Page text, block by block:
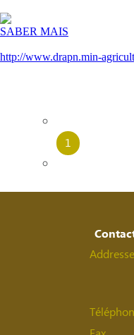
SABER MAIS
http://www.drapn.min-
1
Addresse